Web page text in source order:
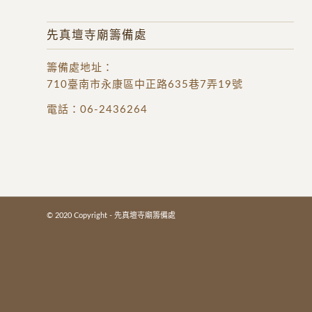
先真壇寺廟籌備處
籌備處地址 ：
710臺南市永康區中正路635巷7弄19號
電話： 06-2436264
© 2020 Copyright - 先真壇寺廟籌備處